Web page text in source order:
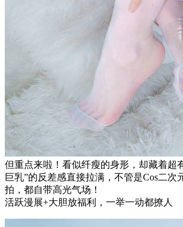
但重点来啦！看似纤瘦的身形，却藏着超
巨乳”的反差感直接拉满，不管是Cos二次
拍，都自带高光气场！
活跃漫展+大胆放福利，一举一动都撩人